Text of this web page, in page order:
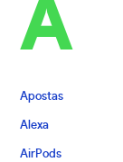
A
Apostas
Alexa
AirPods